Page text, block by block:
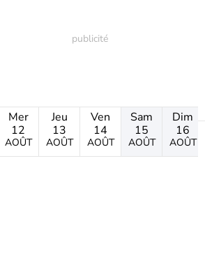
Mer
12
AOÛT
Jeu
13
AOÛT
Ven
14
AOÛT
Sam
15
AOÛT
Dim
16
AOÛT